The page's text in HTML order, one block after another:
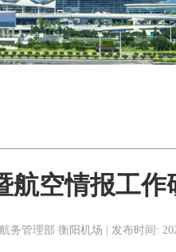
航空情报工
务管理部 衡阳机场 | 发布时间: